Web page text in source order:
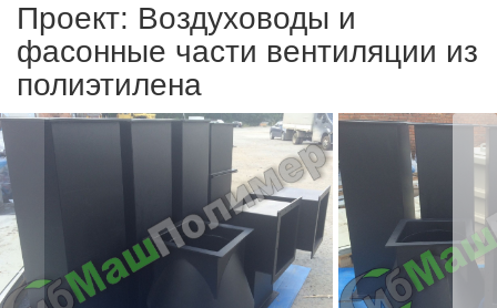
Проект: Воздуховоды и
фасонные части вентиляции из
полиэтилена